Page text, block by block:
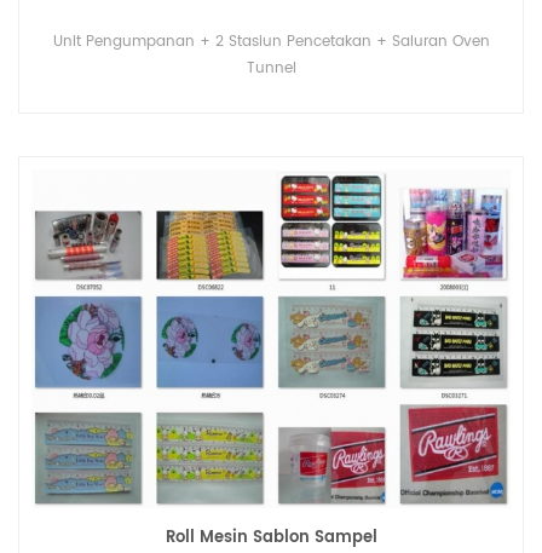
Unit Pengumpanan + 2 Stasiun Pencetakan + Saluran Oven
Tunnel
Roll Mesin Sablon Sampel